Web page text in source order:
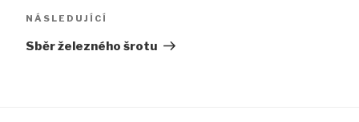
Následující
NÁSLEDUJÍCÍ
Sběr železného šrotu